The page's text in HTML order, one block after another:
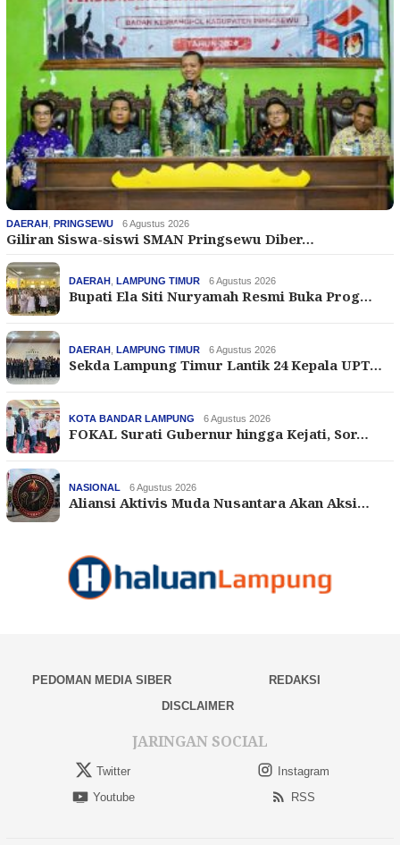
DAERAH PRINGSEWU 6 Agustus 2026
Giliran Siswa-siswi SMAN Pringsewu Diber…
DAERAH LAMPUNG TIMUR 6 Agustus 2026
Bupati Ela Siti Nuryamah Resmi Buka Prog…
DAERAH LAMPUNG TIMUR 6 Agustus 2026
Sekda Lampung Timur Lantik 24 Kepala UPT…
KOTA BANDAR LAMPUNG 6 Agustus 2026
FOKAL Surati Gubernur hingga Kejati, Sor…
NASIONAL 6 Agustus 2026
Aliansi Aktivis Muda Nusantara Akan Aksi…
PEDOMAN MEDIA SIBER
REDAKSI
DISCLAIMER
JARINGAN SOCIAL
Twitter
Instagram
Youtube
RSS